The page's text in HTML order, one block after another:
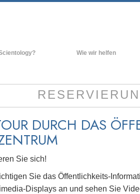
Scientologen kennen
in die Dianetik
Wie wir helfen
DURCH DAS
Sie sich!
Sie das Öffentlichkeits-
Displays an und sehen Sie